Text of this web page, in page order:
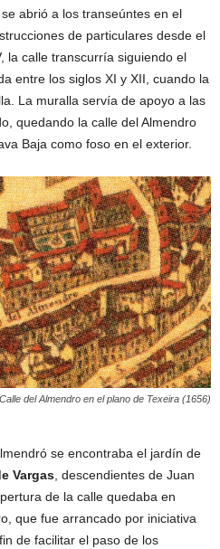
abrió a los transeúntes en el
de particulares desde el
la calle transcurría siguiendo el
entre los siglos XI y XII, cuando la
La muralla servía de apoyo a las
quedando la calle del Almendro
Baja como foso en el exterior.
Calle del Almendro en el plano de Texeira (1656)
se encontraba el jardín de
Vargas, descendientes de Juan
de la calle quedaba en
que fue arrancado por iniciativa
de facilitar el paso de los